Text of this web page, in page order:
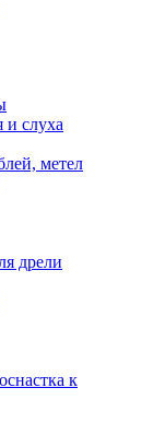
и слуха
метел
дрели
к